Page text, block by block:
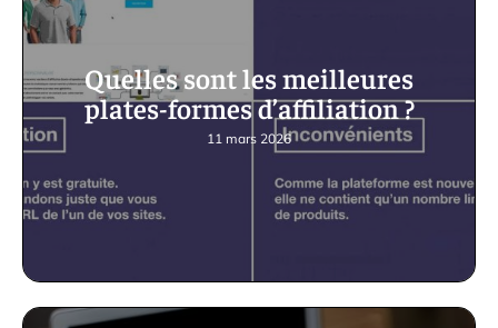
Quelles sont les meilleures
plates-formes d’affiliation ?
11 mars 2026